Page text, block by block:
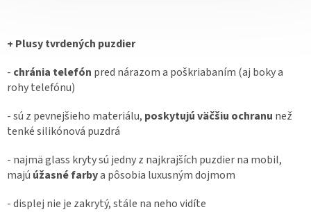
+ Plusy tvrdených puzdier
- chránia telefón pred nárazom a poškriabaním (aj boky a
rohy telefónu)
- sú z pevnejšieho materiálu, poskytujú väčšiu ochranu než
tenké silikónová puzdrá
- najmä glass kryty sú jedny z najkrajších puzdier na mobil,
majú úžasné farbya pôsobia luxusným dojmom
- displej nie je zakrytý, stále na neho vidíte